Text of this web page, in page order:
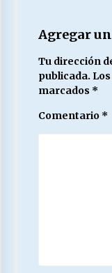
Agregar
Tu dirección
publicada.
marcados *
Comentario *